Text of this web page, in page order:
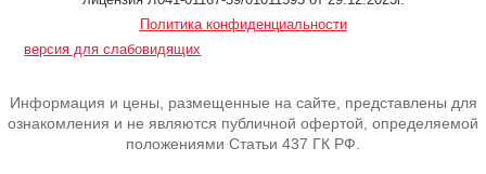
Политика конфиденциальности
версия для слабовидящих
Информация и цены, размещенные на сайте, представлены для
ознакомления и не являются публичной офертой, определяемой
положениями Статьи 437 ГК РФ.